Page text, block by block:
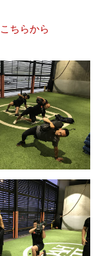
こちらから